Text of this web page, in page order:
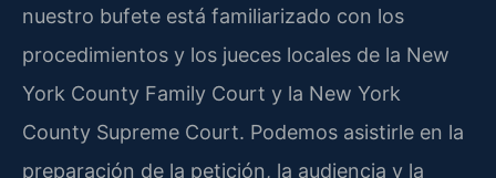
nuestro bufete está familiarizado con los
procedimientos y los jueces locales de la New
York County Family Court y la New York
County Supreme Court. Podemos asistirle en la
preparación de la petición, la audiencia y la